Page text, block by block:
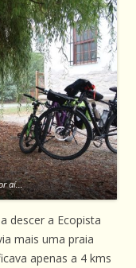
aí…
descer a Ecopista
mais uma praia
apenas a 4 kms